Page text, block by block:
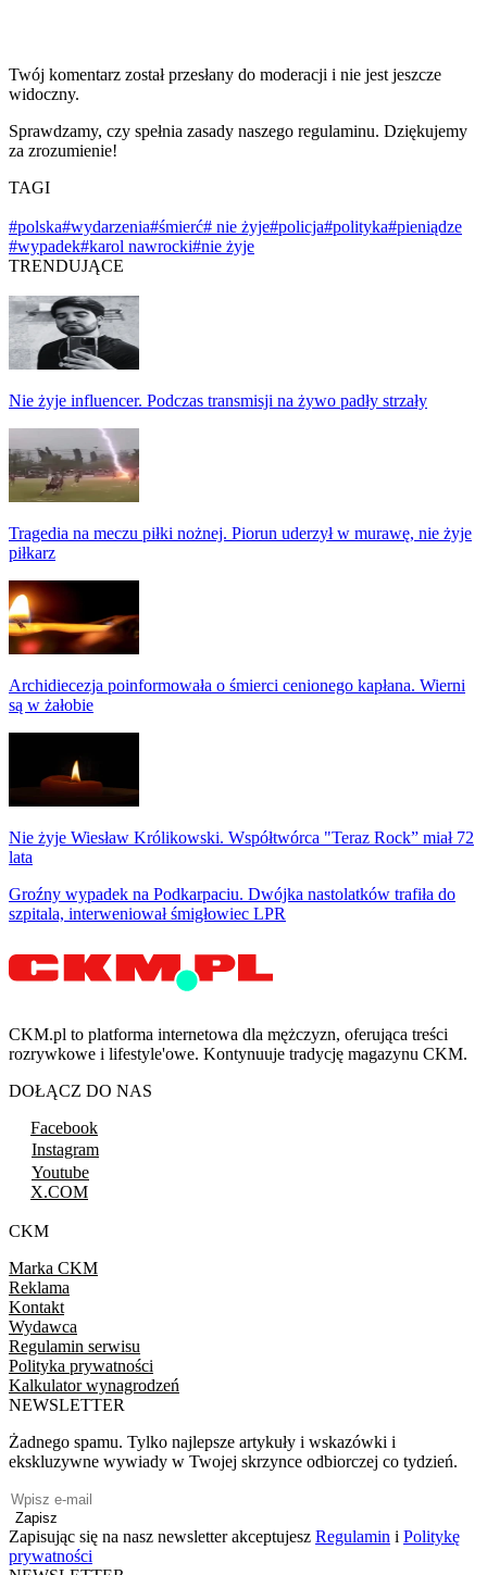
Twój komentarz został przesłany do moderacji i nie jest jeszcze
widoczny.
Sprawdzamy, czy spełnia zasady naszego regulaminu. Dziękujemy
za zrozumienie!
TAGI
#polska#wydarzenia#śmierć# nie żyje#policja#polityka#pieniądze
#wypadek#karol nawrocki#nie żyje
TRENDUJĄCE
Nie żyje influencer. Podczas transmisji na żywo padły strzały
Tragedia na meczu piłki nożnej. Piorun uderzył w murawę, nie żyje
piłkarz
Archidiecezja poinformowała o śmierci cenionego kapłana. Wierni
są w żałobie
Nie żyje Wiesław Królikowski. Współtwórca "Teraz Rock” miał 72
lata
Groźny wypadek na Podkarpaciu. Dwójka nastolatków trafiła do
szpitala, interweniował śmigłowiec LPR
CKM.pl to platforma internetowa dla mężczyzn, oferująca treści
rozrywkowe i lifestyle'owe. Kontynuuje tradycję magazynu CKM.
DOŁĄCZ DO NAS
Facebook
Instagram
Youtube
X.COM
CKM
Marka CKM
Reklama
Kontakt
Wydawca
Regulamin serwisu
Polityka prywatności
Kalkulator wynagrodzeń
NEWSLETTER
Żadnego spamu. Tylko najlepsze artykuły i wskazówki i
ekskluzywne wywiady w Twojej skrzynce odbiorczej co tydzień.
Zapisz
Zapisując się na nasz newsletter akceptujesz Regulamin i Politykę
prywatności